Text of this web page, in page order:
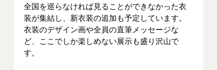
全国を巡らなければ見ることができなかった衣
装が集結し、新⾐装の追加も予定しています。
衣装のデザイン画や全員の直筆メッセージな
ど、ここでしか楽しめない展示も盛り沢山で
す。